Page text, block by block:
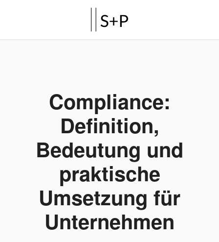
Compliance:
Definition,
Bedeutung und
praktische
Umsetzung für
Unternehmen